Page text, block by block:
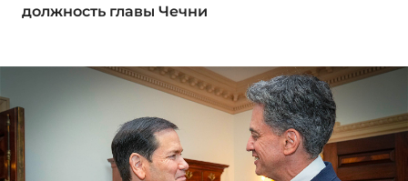
должность главы Чечни